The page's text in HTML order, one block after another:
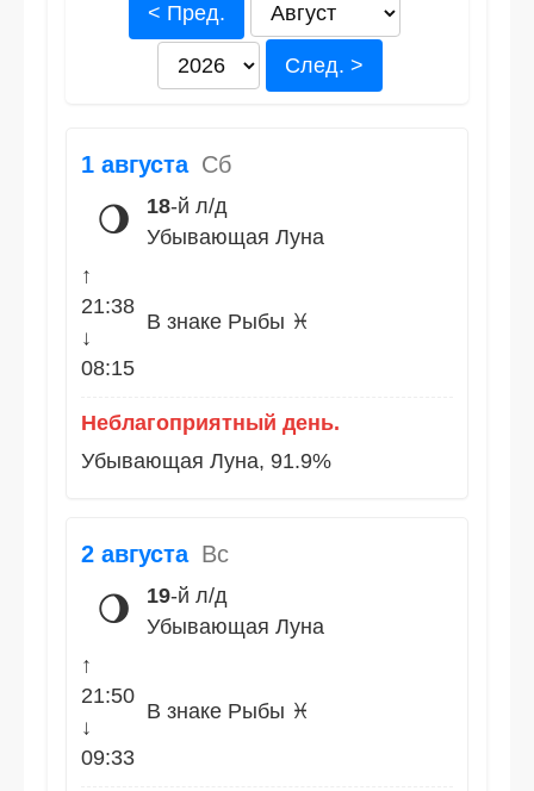
< Пред.
След. >
1 августа Сб
🌖 18-й л/д
Убывающая Луна
↑
21:38
↓
08:15
В знаке Рыбы ♓
Неблагоприятный день.
Убывающая Луна, 91.9%
2 августа Вс
🌖 19-й л/д
Убывающая Луна
↑
21:50
↓
09:33
В знаке Рыбы ♓